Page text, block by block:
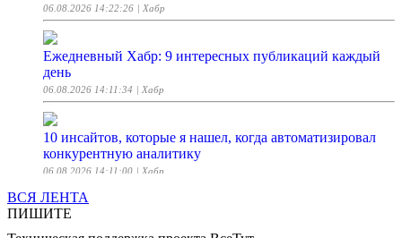
06.08.2026 14:22:26 | Хабр
Ежедневный Хабр: 9 интересных публикаций каждый
день
06.08.2026 14:11:34 | Хабр
10 инсайтов, которые я нашел, когда автоматизировал
конкурентную аналитику
06.08.2026 14:11:00 | Хабр
[Перевод] ESP32 + MicroPython + трубка Гейгера:
ВСЯ ЛЕНТА
ПИШИТЕ